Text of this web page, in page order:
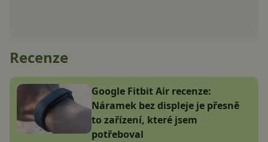
Recenze
Google Fitbit Air recenze:
Náramek bez displeje je přesně
to zařízení, které jsem
potřeboval